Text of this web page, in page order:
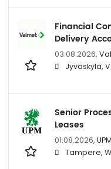
Financial
Delivery
03.08.2026,
Jyväskylä,
Senior
Leases
01.08.2026, UPM
Tampere,